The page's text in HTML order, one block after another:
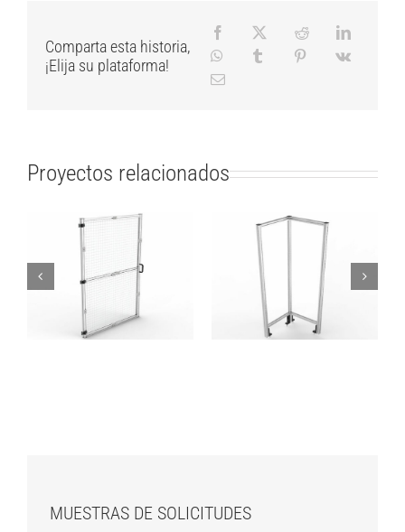
Comparta esta historia,
¡Elija su plataforma!
Proyectos relacionados
Vallas – Módulo
Puerta – Malla
Vallas – Módulo de
esquina –
Policarbonato
MUESTRAS DE SOLICITUDES